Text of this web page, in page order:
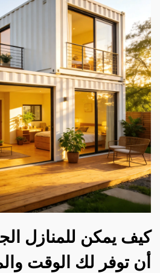
كيف يمكن للمنازل
أن توفر لك الوقت